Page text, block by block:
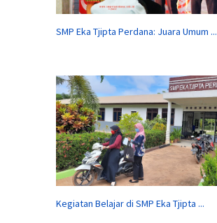
SMP Eka Tjipta Perdana: Juara Umum ...
Kegiatan Belajar di SMP Eka Tjipta ...